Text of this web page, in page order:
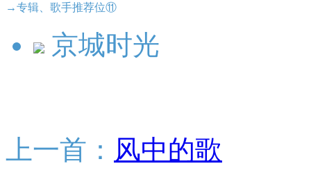
→专辑、歌手推荐位⑪
京城时光
上一首： 风中的歌